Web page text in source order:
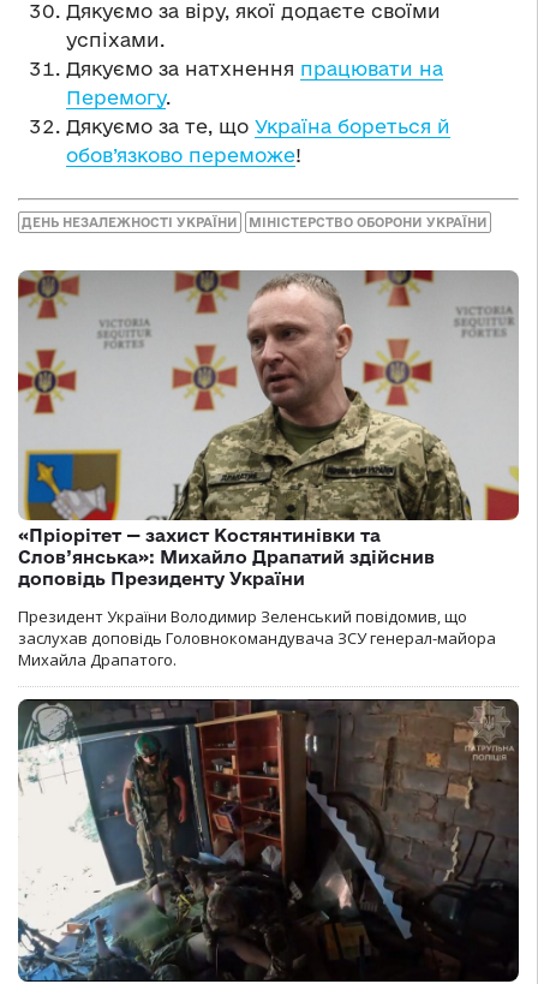
Дякуємо за віру, якої додаєте своїми
успіхами.
Дякуємо за натхнення працювати на
Перемогу.
Дякуємо за те, що Україна бореться й
обов’язково переможе!
ДЕНЬ НЕЗАЛЕЖНОСТІ УКРАЇНИ МІНІСТЕРСТВО ОБОРОНИ УКРАЇНИ
«Пріорітет — захист Костянтинівки та
Слов’янська»: Михайло Драпатий здійснив
доповідь Президенту України
Президент України Володимир Зеленський повідомив, що
заслухав доповідь Головнокомандувача ЗСУ генерал-майора
Михайла Драпатого.